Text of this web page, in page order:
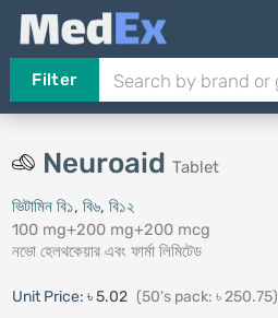
Filter
Neuroaid Tablet
ভিটামিন বি১, বি৬, বি১২
100 mg+200 mg+200 mcg
নভো হেলথকেয়ার এবং ফার্মা লিমিটেড
Unit Price: ৳ 5.02 (50's pack: ৳ 250.75)